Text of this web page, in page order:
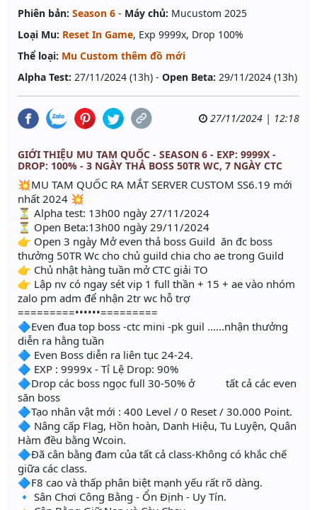
Phiên bản: Season 6 - Máy chủ: Mucustom 2025
Loại Mu: Reset In Game, Exp 9999x, Drop 100%
Thể loại: Mu Custom thêm đồ mới
Alpha Test: 27/11/2024 (13h) - Open Beta: 29/11/2024 (13h)
27/11/2024 | 12:18
GIỚI THIỆU MU TAM QUỐC - SEASON 6 - EXP: 9999X -
DROP: 100% - 3 NGÀY THẢ BOSS 50TR WC, 7 NGÀY CTC
💥MU TAM QUỐC RA MẮT SERVER CUSTOM SS6.19 mới
nhất 2024 💥
⏳ Alpha test: 13h00 ngày 27/11/2024
⏳ Open Beta:13h00 ngày 29/11/2024
👉 Open 3 ngày Mở even thả boss Guild ăn đc boss
thưởng 50TR Wc cho chủ guild chia cho ae trong Guild
👉 Chủ nhật hàng tuần mở CTC giải TO
👉 Lập nv có ngay sét vip 1 full thần + 15 + ae vào nhóm
zalo pm adm để nhận 2tr wc hỗ trợ
=========••••••=========
🔷Even đua top boss -ctc mini -pk guil ......nhận thưởng
diễn ra hằng tuần
🔷 Even Boss diễn ra liên tục 24-24.
🔷 EXP : 9999x - Tỉ Lệ Drop: 90%
🔷Drop các boss ngọc full 30-50% ở tất cả các even
săn boss
🔷Tạo nhân vật mới : 400 Level / 0 Reset / 30.000 Point.
🔷 Nâng cấp Flag, Hồn hoàn, Danh Hiệu, Tu Luyện, Quân
Hàm đều bằng Wcoin.
🔷Đã cân bằng đam của tất cả class-Không có khắc chế
giữa các class.
🔷F8 cao và thấp phân biệt mạnh yếu rất rõ dàng.
🔹 Sân Chơi Công Bằng - Ổn Định - Uy Tín.